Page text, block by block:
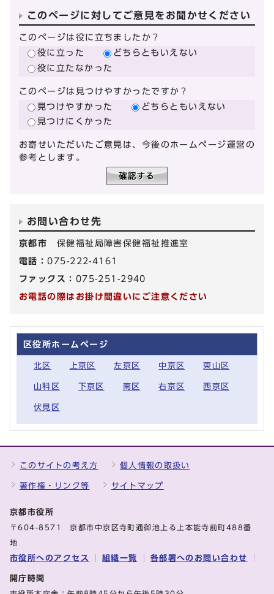
このページに対してご意見をお聞かせください
このページは役に立ちましたか？
役に立った
どちらともいえない
役に立たなかった
このページは見つけやすかったですか？
見つけやすかった
どちらともいえない
見つけにくかった
お寄せいただいたご意見は、今後のホームページ運営の
参考とします。
お問い合わせ先
京都市 保健福祉局障害保健福祉推進室
電話：075-222-4161
ファックス： 075-251-2940
お電話の際はお掛け間違いにご注意ください
区役所ホームページ
北区 上京区 左京区 中京区 東山区
山科区 下京区 南区 右京区 西京区
伏見区
このサイトの考え方 個人情報の取扱い
著作権・リンク等 サイトマップ
京都市役所
〒604-8571 京都市中京区寺町通御池上る上本能寺前町488番
地
市役所へのアクセス 組織一覧 各部署へのお問い合わせ
開庁時間